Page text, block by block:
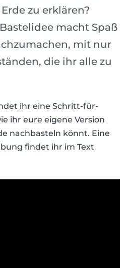
zu erklären?
macht Spaß
mit nur
die ihr alle zu
ihr eine Schritt-für-
ihr eure eigene Version
nachbasteln könnt. Eine
findet ihr im Text